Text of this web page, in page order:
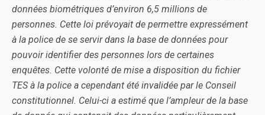
données biométriques d’environ 6,5 millions de
personnes. Cette loi prévoyait de permettre expressément
à la police de se servir dans la base de données pour
pouvoir identifier des personnes lors de certaines
enquêtes. Cette volonté de mise a disposition du fichier
TES à la police a cependant été invalidée par le Conseil
constitutionnel. Celui-ci a estimé que l’ampleur de la base